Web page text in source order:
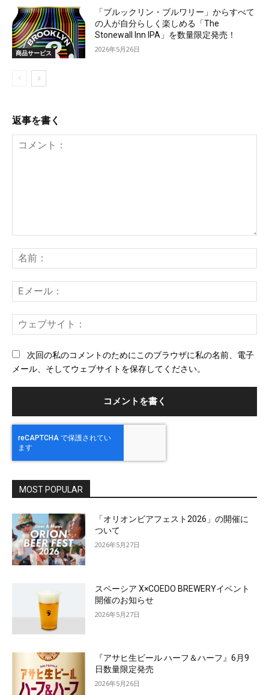
商品サービス
「ブルックリン・ブルワリー」からすべて
の人が自分らしく楽しめる「The
Stonewall Inn IPA」を数量限定発売！
2026年5月26日
返事を書く
ン
ト：
前
メ
ー
ェ
次回の私のコメントのためにこのブラウザに私の名前、電子
メール、そしてウェブサイトを保存してください。
MOST POPULAR
「オリオンビアフェスト2026」の開催に
ついて
2026年5月27日
スペーシア X×COEDO BREWERYイベント
開催のお知らせ
2026年5月27日
『アサヒ生ビール ハーフ＆ハーフ』6月9
日数量限定発売
2026年5月26日